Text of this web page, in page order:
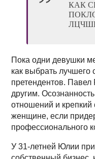
КАК
Пока одни девушки
как выбрать лучшего
претендентов. Павел
другим.
отношений и крепкий
женщине, если
профессионального
У 31-летней Юлии